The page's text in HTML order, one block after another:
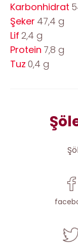
Karbonhidrat
Şeker 47,4 g
Lif 2,4 g
Protein 7,8 g
Tuz 0,4 g